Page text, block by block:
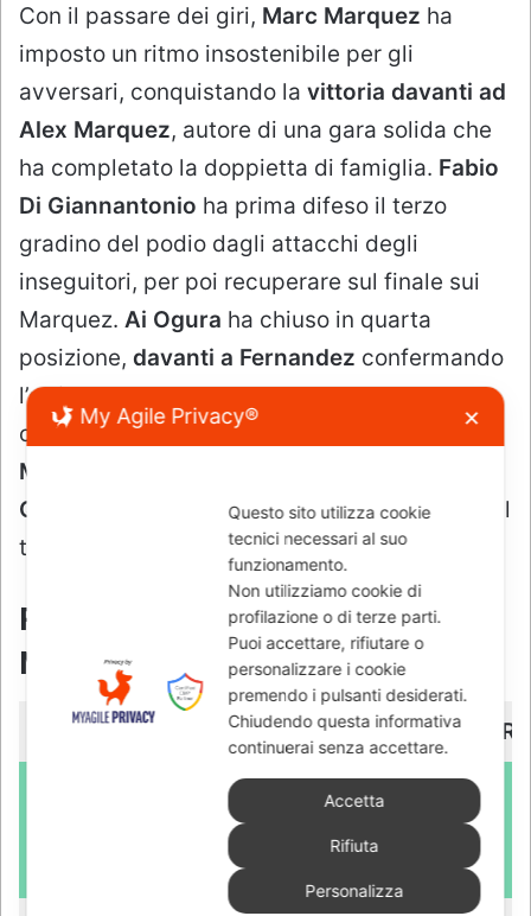
My Agile Privacy® ✕
Questo sito utilizza cookie
tecnici necessari al suo
funzionamento.
Non utilizziamo cookie di
profilazione o di terze parti.
Puoi accettare, rifiutare o
personalizzare i cookie
premendo i pulsanti desiderati.
Chiudendo questa informativa
continuerai senza accettare.
Accetta
Rifiuta
Personalizza